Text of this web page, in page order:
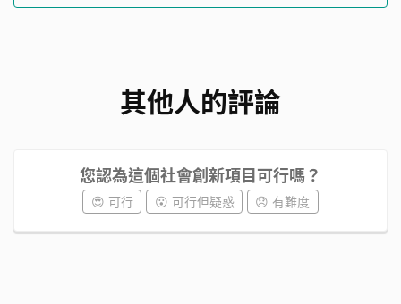
其他人的評論
您認為這個社會創新項目可行嗎？
😍 可行 😮 可行但疑惑 😞 有難度